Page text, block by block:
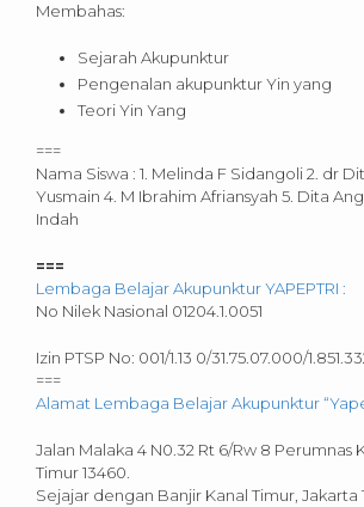
Membahas:
Sejarah Akupunktur
Pengenalan akupunktur Yin yang
Teori Yin Yang
===
Nama Siswa : 1. Melinda F Sidangoli 2. dr
Yusmain 4. M Ibrahim Afriansyah 5. Dita
Indah
===
Lembaga Belajar Akupunktur YAPEPTRI :
No Nilek Nasional 01204.1.0051
Izin PTSP No: 001/1.13 0/31.75.07.000/
===
Alamat Lembaga Belajar Akupunktur
Jalan Malaka 4 N0.32 Rt 6/Rw 8 Perumnas
Timur 13460.
Sejajar dengan Banjir Kanal Timur, Jakarta